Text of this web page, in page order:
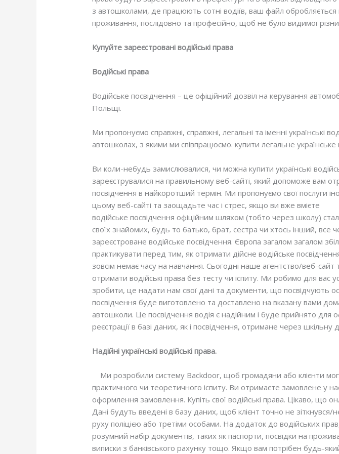
з автошколами, де працюють сотні водіїв, ваш файл обробляється
проживання, послідовно та професійно, щоб не було видимої
Купуйте зареєстровані водійські права
Водійські права
Водійське посвідчення – це офіційний дозвіл на керування
Польщі.
Ми пропонуємо справжні, справжні, легальні та іменні українські
автошколах, з якими ми співпрацюємо. купити легальне українське
Ви коли-небудь замислювалися, чи можна купити українські
зареєструвалися на правильному веб-сайті, який допоможе вам
посвідчення в найкоротший термін. Ми пропонуємо свої послуги
цьому веб-сайті та заощадьте час і стрес, якщо ви вже вмієте
водійське посвідчення офіційним шляхом (тобто через школу)
своїх знайомих, будь то батько, брат, сестра чи хтось інший,
зареєстроване водійське посвідчення. Європа загалом загалом
практикувати перед тим, як отримати дійсне водійське
зовсім немає часу на навчання. Сьогодні наше агентство/веб-
отримати водійські права без тесту чи іспиту. Ми робимо для вас
зробити, це надати нам свої дані та документи, що посвідчують
посвідчення буде виготовлено та доставлено на вказану вами
автошколи. Це посвідчення водія є надійним і буде прийнято для
реєстрації в базі даних, як і посвідчення, отримане через шкільну
Надійні українські водійські права.
Ми розробили систему Backdoor, щоб громадяни або клієнти
практичного чи теоретичного іспиту. Ви отримаєте замовлене у
оформлення замовлення. Купіть свої водійські права. Цікаво, що
Дані будуть введені в базу даних, щоб клієнт точно не
руху поліцією або третіми особами. На додаток до водійських
розумний набір документів, таких як паспорти, посвідки на
виписки з банківського рахунку тощо. Якщо вам потрібен будь-